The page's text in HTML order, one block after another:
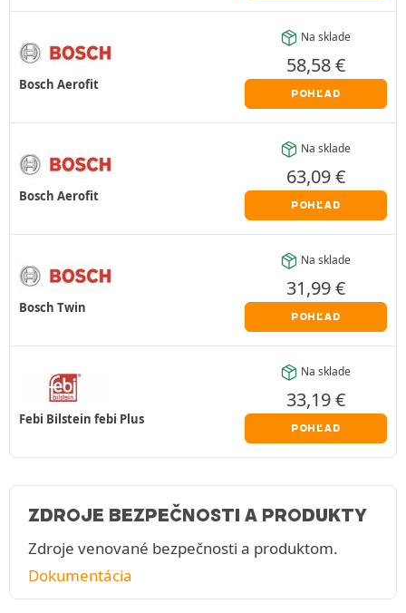
Bosch Aerofit
Na sklade
58,58€
POHĽAD
Bosch Aerofit
Na sklade
63,09€
POHĽAD
Bosch Twin
Na sklade
31,99€
POHĽAD
Febi Bilstein febi Plus
Na sklade
33,19€
POHĽAD
ZDROJE BEZPEČNOSTI A PRODUKTY
Zdroje venované bezpečnosti a produktom.
Dokumentácia